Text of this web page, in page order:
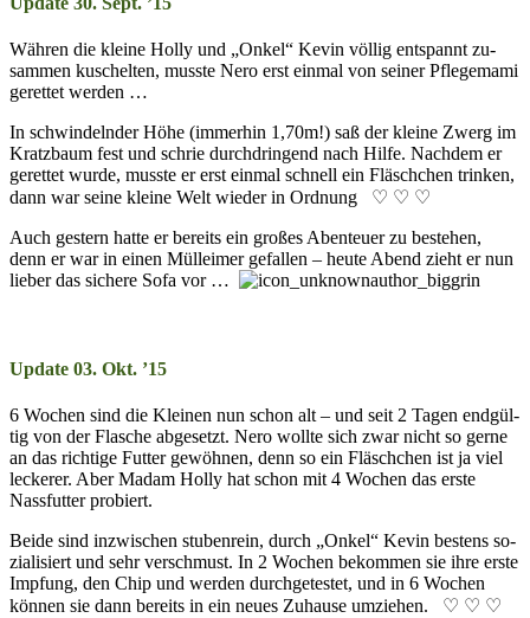
Währen die kleine Holly und „Onkel“ Kevin völ­lig ent­spannt zu­
sam­men kusch­el­ten, musste Nero erst ein­mal von sei­ner Pfle­ge­mami
ge­ret­tet wer­den …
In schwin­deln­der Höhe (im­mer­hin 1,70m!) saß der klei­ne Zwerg im
Kratz­baum fest und schrie durch­dring­end nach Hilfe. Nach­dem er
ge­ret­tet wurde, musste er erst ein­mal schnell ein Fläsch­chen trink­en,
dann war seine kleine Welt wieder in Ord­nung ♡ ♡ ♡
Auch gestern hatte er be­reits ein groß­es Aben­teuer zu be­steh­en,
denn er war in ein­en Müll­eimer ge­fal­len – heute Abend zieht er nun
lie­ber das sich­ere Sofa vor …
Update 03. Okt. ’15
6 Wochen sind die Klein­en nun schon alt – und seit 2 Ta­gen end­gül­
tig von der Flasche ab­ge­setzt. Nero wollte sich zwar nicht so gerne
an das rich­tige Futter ge­wöhnen, denn so ein Fläsch­chen ist ja viel
leck­er­er. Aber Madam Holly hat schon mit 4 Woch­en das erste
Nass­futter pro­biert.
Beide sind in­zwisch­en stuben­rein, durch „Onkel“ Kevin bes­tens so­
zi­al­isiert und sehr ver­schmust. In 2 Woch­en be­kom­men sie ihre erste
Impf­ung, den Chip und wer­den durch­ge­tes­tet, und in 6 Woch­en
können sie dann be­reits in ein neu­es Zu­hause um­ziehen. ♡ ♡ ♡